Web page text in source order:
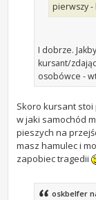
pierwszy -
I dobrze.
kursant/
osobówce -
Skoro kursant
w jaki samochód
pieszych na
masz hamulec i
zapobiec tragedii
oskbelfer